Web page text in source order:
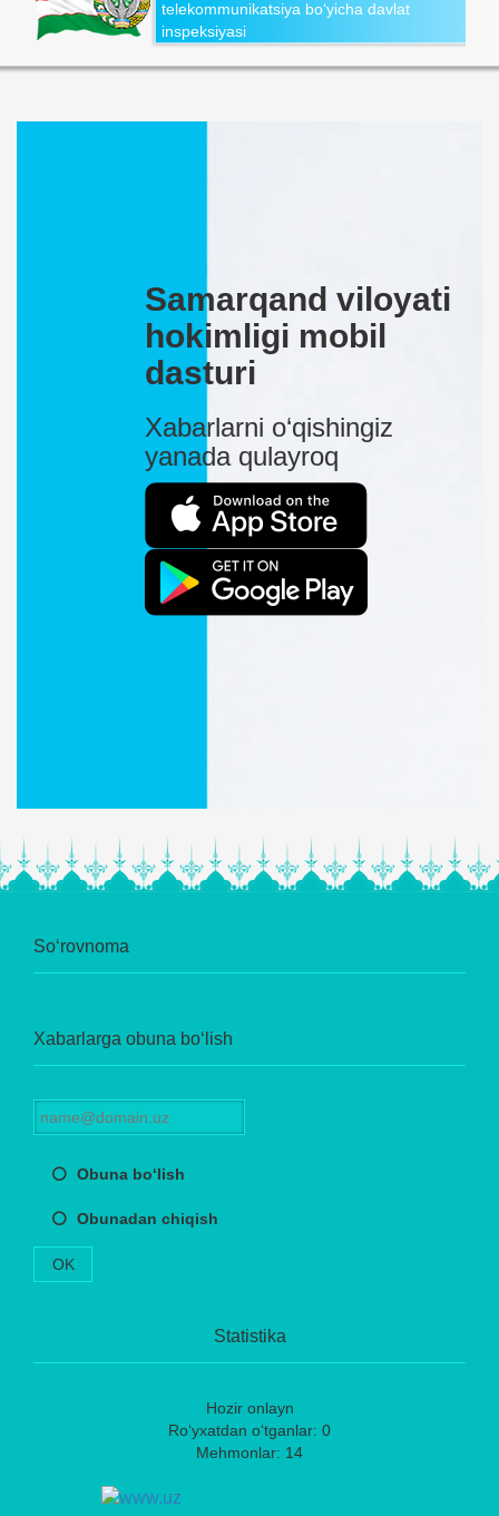
telekommunikatsiya bo‘yicha davlat
inspeksiyasi
Samarqand viloyati
hokimligi mobil
dasturi
Xabarlarni o‘qishingiz
yanada qulayroq
So‘rovnoma
Xabarlarga obuna bo‘lish
Obuna bo‘lish
Obunadan chiqish
OK
Statistika
Hozir onlayn
Ro‘yxatdan o‘tganlar: 0
Mehmonlar: 14